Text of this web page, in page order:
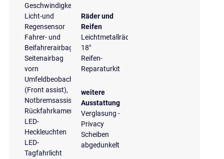
Geschwindigkeitsbegrenzungsanlage
Licht-und
Regensensor
Fahrer- und
Beifahrerairbag
Seitenairbag
vorn
Umfeldbeobachtungssystem
(Front assist),
Notbremsassistent
Rückfahrkamera
LED-
Heckleuchten
LED-
Tagfahrlicht
Räder und
Reifen
Leichtmetallräder
18"
Reifen-
Reparaturkit
weitere
Ausstattung
Verglasung -
Privacy
Scheiben
abgedunkelt